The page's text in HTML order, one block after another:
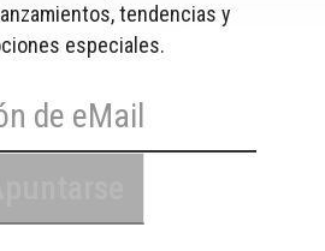
tendencias y
especiales.